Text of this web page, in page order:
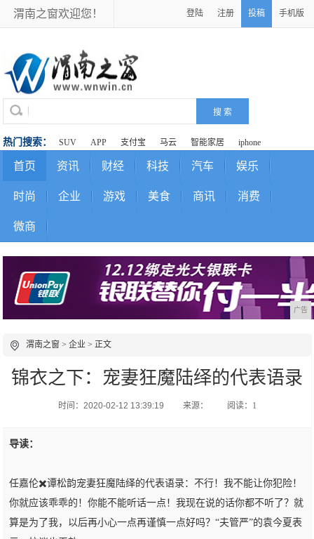
渭南之窗欢迎您！ 登陆 注册 投稿 手机版
热门搜索： SUV APP 支付宝 马云 智能家居 iphone
首页 资讯 财经 科技 汽车 娱乐
时尚 企业 游戏 美食 商讯 消费
微商
广告
渭南之窗 >企业 > 正文
锦衣之下：宠妻狂魔陆绎的代表语录
时间：2020-02-12 13:39:19 来源： 阅读：1
导读：
任嘉伦✖️谭松韵宠妻狂魔陆绎的代表语录：不行！我不能让你犯险！
你就应该乖乖的！你能不能听话一点！我现在说的话你都不听了？就
算是为了我，以后再小心一点再谨慎一点好吗？“夫管严”的袁今夏表